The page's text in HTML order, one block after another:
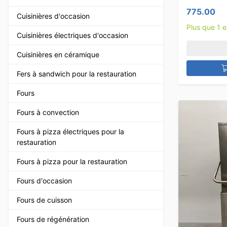
Cuisinières d'occasion
Cuisinières électriques d'occasion
Cuisinières en céramique
Fers à sandwich pour la restauration
Fours
Fours à convection
Fours à pizza électriques pour la
restauration
Fours à pizza pour la restauration
Fours d'occasion
Fours de cuisson
Fours de régénération
775.00
Plus que 1